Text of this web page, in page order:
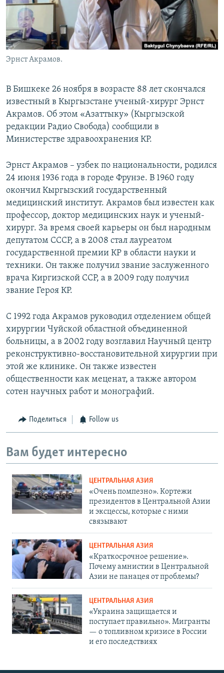
Эрнст Акрамов.
В Бишкеке 26 ноября в возрасте 88 лет скончался
известный в Кыргызстане ученый-хирург Эрнст
Акрамов. Об этом «Азаттыку» (Кыргызской
редакции Радио Свобода) сообщили в
Министерстве здравоохранения КР.
Эрнст Акрамов – узбек по национальности, родился
24 июня 1936 года в городе Фрунзе. В 1960 году
окончил Кыргызский государственный
медицинский институт. Акрамов был известен как
профессор, доктор медицинских наук и ученый-
хирург. За время своей карьеры он был народным
депутатом СССР, а в 2008 стал лауреатом
государственной премии КР в области науки и
техники. Он также получил звание заслуженного
врача Киргизской ССР, а в 2009 году получил
звание Героя КР.
С 1992 года Акрамов руководил отделением общей
хирургии Чуйской областной объединенной
больницы, а в 2002 году возглавил Научный центр
реконструктивно-восстановительной хирургии при
этой же клинике. Он также известен
общественности как меценат, а также автором
сотен научных работ и монографий.
Поделиться Follow us
Вам будет интересно
ЦЕНТРАЛЬНАЯ АЗИЯ
«Очень помпезно». Кортежи
президентов в Центральной Азии
и эксцессы, которые с ними
связывают
ЦЕНТРАЛЬНАЯ АЗИЯ
«Краткосрочное решение».
Почему амнистии в Центральной
Азии не панацея от проблемы?
ЦЕНТРАЛЬНАЯ АЗИЯ
«Украина защищается и
поступает правильно». Мигранты
— о топливном кризисе в России
и его последствиях